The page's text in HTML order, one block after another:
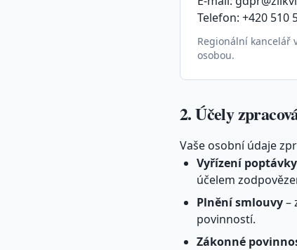
Telefon: +420 510
Regionální kancelář
osobou.
2. Účely
Vaše osobní údaje
Vyřízení
účelem
Plnění smlouvy–
povinností.
Zákonné